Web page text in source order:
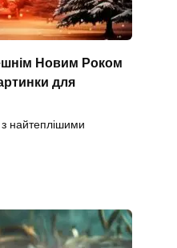
Новим Роком
для
з найтеплішими